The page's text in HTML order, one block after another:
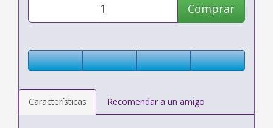
Comprar
Características Recomendar a un amigo